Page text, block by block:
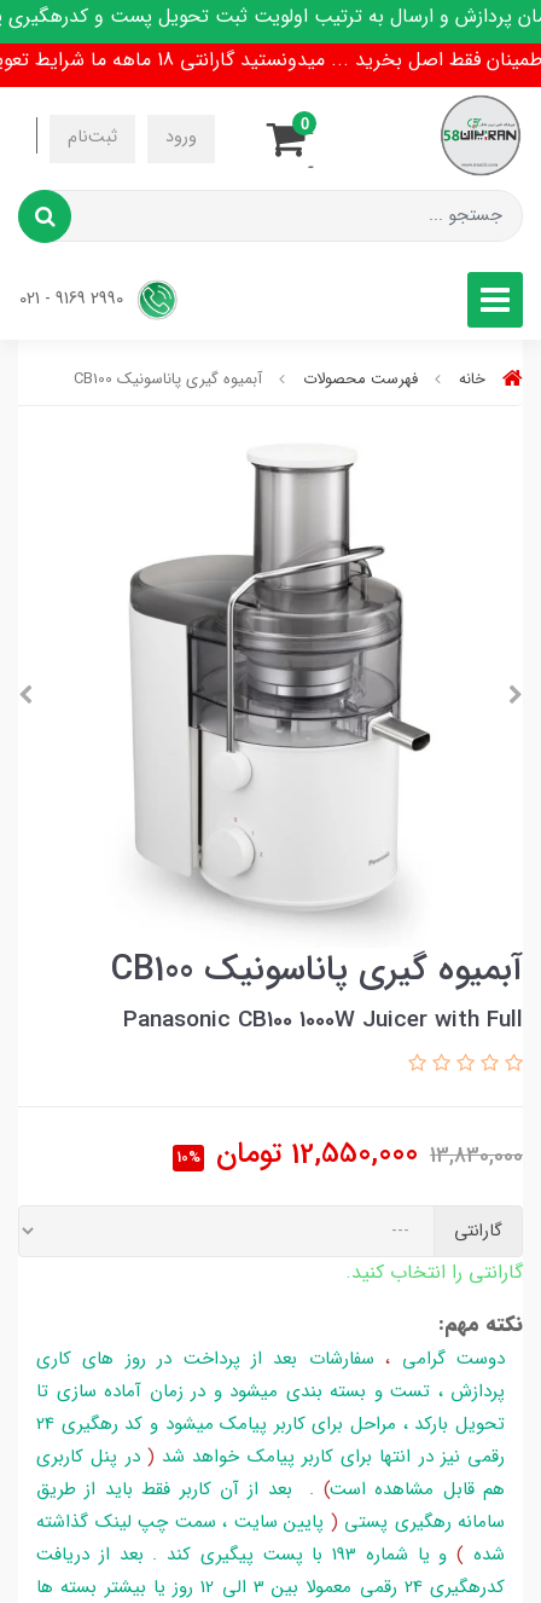
و ارسال به ترتیب اولویت ثبت تحویل پست و کدرهگیری پیامک
بخرید ... میدونستید گارانتی 18 ماهه ما شرایط تعویض هم داره !
ورود ثبت‌نام
-
-
0
خانه فهرست محصولات آبمیوه گیری پاناسونیک CB100
آبمیوه گیری پاناسونیک CB100
Panasonic CB100 1000W Juicer with Full
13,830,000
12,550,000 تومان 10%
گارانتی
گارانتی را انتخاب کنید.
نکته مهم:
دوست گرامی ،سفارشات بعد از پرداخت در روز های کاری
پردازش ، تست و بسته بندی میشود و در زمان آماده سازی تا
تحویل بارکد ، مراحل برای کاربر پیامک میشود و کد رهگیری 24
رقمی نیز در انتها برای کاربر پیامک خواهد شد ( در پنل کاربری
هم قابل مشاهده است) . بعد از آن کاربر فقط باید از طریق
سامانه رهگیری پستی ( پایین سایت ، سمت چپ لینک گذاشته
شده )
و یا شماره 193 با پست پیگیری کند . بعد از دریافت
کدرهگیری 24 رقمی معمولا بین 3 الی 12 روز یا بیشتر بسته ها